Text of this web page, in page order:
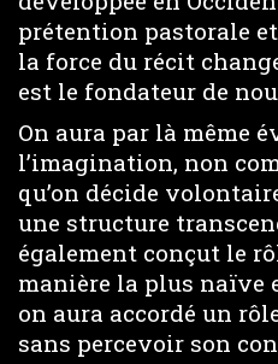
prétention pastorale
la force du récit
est le fondateur de
On aura par là même
l’imagination, non
qu’on décide
une structure
également conçut le
manière la plus naïve
on aura accordé un
sans percevoir son